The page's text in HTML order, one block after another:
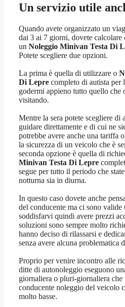
Un servizio utile
Quando avete organizzato un
dai 3 ai 7 giorni, dovete calcolare
un Noleggio Minivan Testa Di
Potete scegliere due opzioni.
La prima è quella di utilizzare o
Di Lepre completo di autista per
godermi appieno tutto quello che
visitando.
Mentre la sera potete scegliere di
guidare direttamente e di cui ne
potrebbe avere anche una tariffa
la sicurezza di un veicolo che è
seconda opzione è quella di
Minivan Testa Di Lepre
segue per tutto il periodo che
notturna sia in diurna.
In questo caso dovete anche
del conducente ma ci sono valide
soddisfarvi quindi avere prezzi
soluzioni sono sempre molto
hanno deciso di rilassarsi e
senza avere alcuna problematica
Proprio per venire incontro alle
ditte di autonoleggio eseguono
giornaliera o pluri-giornaliera che
conducente noleggio del veicolo
molto basse.